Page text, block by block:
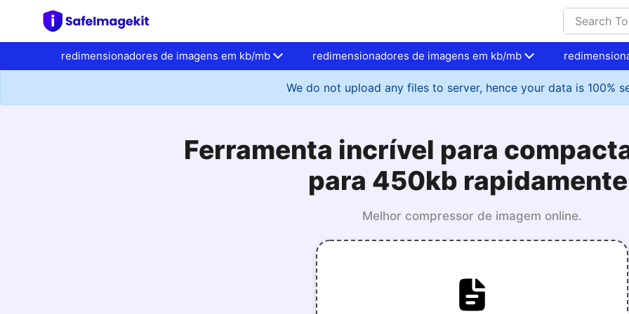
redimensionadores de imagens em kb/mb redimensionadores de imagens em kb/mb
We do not upload any files to server, hence your data is 100%
Ferramenta incrível para
para 450kb
Melhor compressor de imagem online.